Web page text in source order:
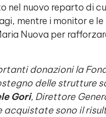
nel nuovo reparto di
mentre i monitor e
Nuova per
donazioni la
delle strutture
Gori, Direttore
acquistate sono il